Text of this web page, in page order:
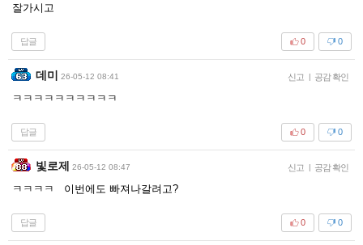
잘가시고
답글 0
0
데미 26-05-12 08:41 신고 | 공감 확인
ㅋㅋㅋㅋㅋㅋㅋㅋㅋㅋ
답글 0
0
빛로제 26-05-12 08:47 신고 | 공감 확인
ㅋㅋㅋㅋ 이번에도 빠져나갈려고?
답글 0
0